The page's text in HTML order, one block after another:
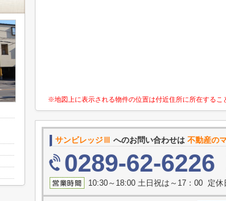
※地図上に表示される物件の位置は付近住所に所在するこ
サンビレッジⅢ へのお問い合わせは 不動産の
0289-62-6226
10:30～18:00 土日祝は～17：00 定